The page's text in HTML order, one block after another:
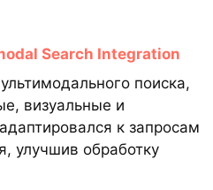
Search Integration
поиска,
визуальные и
к запросам
улучшив обработку